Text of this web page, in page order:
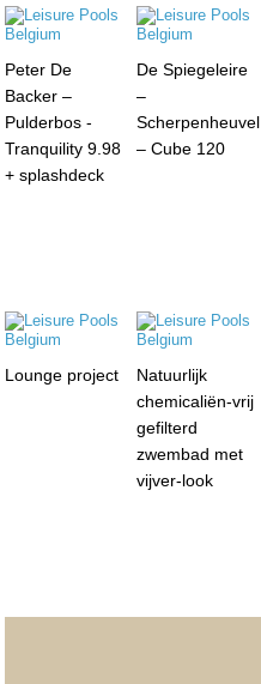
Peter De
Backer –
Pulderbos -
Tranquility 9.98
+ splashdeck
De Spiegeleire
–
Scherpenheuvel
– Cube 120
Lounge project
Natuurlijk
chemicaliën-vrij
gefilterd
zwembad met
vijver-look